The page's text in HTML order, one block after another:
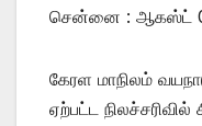
சென்னை : ஆகஸ்ட்
கேரள மாநிலம்
ஏற்பட்ட நிலச்சரிவில்